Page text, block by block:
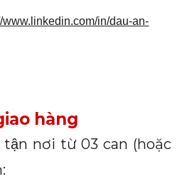
www.linkedin.com/in/dau-an-
hàng
tận nơi từ 03 can (hoặc